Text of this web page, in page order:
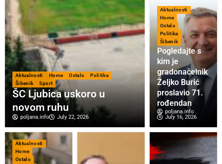
Aktualnosti Home Ostalo
Politika
Šibenik
Sport
ŠC Ljubica uskoro u
novom ruhu
poljana.info July 22, 2026
Aktualnosti
Home
Ostalo
Politika
Šibenik
Pogledajte s
kim je
gradonačelnik
Željko Burić
proslavio 71.
rođendan
poljana.info
July 16, 2026
Aktualnosti
Home
Ostalo